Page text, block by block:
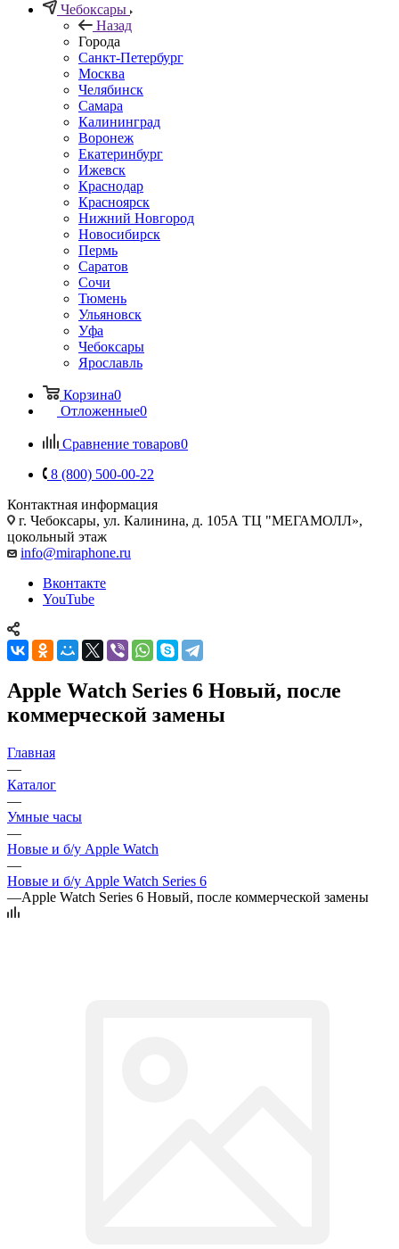
Чебоксары
Назад
Города
Санкт-Петербург
Москва
Челябинск
Самара
Калининград
Воронеж
Екатеринбург
Ижевск
Краснодар
Красноярск
Нижний Новгород
Новосибирск
Пермь
Саратов
Сочи
Тюмень
Ульяновск
Уфа
Чебоксары
Ярославль
Корзина0
Отложенные0
Сравнение товаров0
8 (800) 500-00-22
Контактная информация
г. Чебоксары, ул. Калинина, д. 105А ТЦ "МЕГАМОЛЛ»,
цокольный этаж
info@miraphone.ru
Вконтакте
YouTube
Apple Watch Series 6 Новый, после
коммерческой замены
Главная
—
Каталог
—
Умные часы
—
Новые и б/у Apple Watch
—
Новые и б/у Apple Watch Series 6
—Apple Watch Series 6 Новый, после коммерческой замены